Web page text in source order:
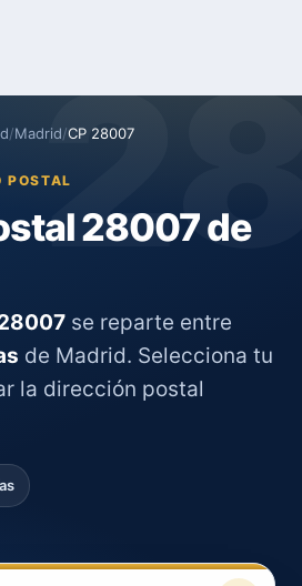
/Madrid/CP 28007
POSTAL
28007 de
se reparte entre
de Madrid. Selecciona tu
la dirección postal